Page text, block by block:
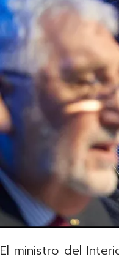
El ministro del